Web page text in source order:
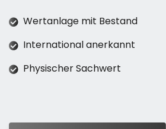
Wertanlage mit Bestand
International anerkannt
Physischer Sachwert